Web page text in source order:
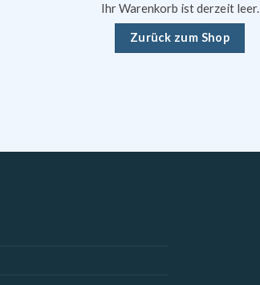
Ihr Warenkorb ist derzeit leer.
Zurück zum Shop